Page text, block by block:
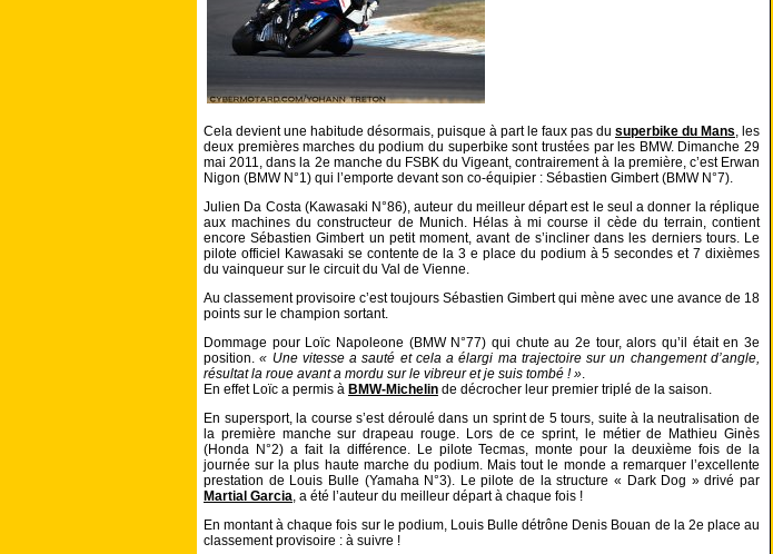
Cela devient une habitude désormais, puisque à part le faux pas du superbike du Mans, les
deux premières marches du podium du superbike sont trustées par les BMW. Dimanche 29
mai 2011, dans la 2e manche du FSBK du Vigeant, contrairement à la première, c’est Erwan
Nigon (BMW N°1) qui l’emporte devant son co-équipier : Sébastien Gimbert (BMW N°7).
Julien Da Costa (Kawasaki N°86), auteur du meilleur départ est le seul a donner la réplique
aux machines du constructeur de Munich. Hélas à mi course il cède du terrain, contient
encore Sébastien Gimbert un petit moment, avant de s’incliner dans les derniers tours. Le
pilote officiel Kawasaki se contente de la 3 e place du podium à 5 secondes et 7 dixièmes
du vainqueur sur le circuit du Val de Vienne.
Au classement provisoire c’est toujours Sébastien Gimbert qui mène avec une avance de 18
points sur le champion sortant.
Dommage pour Loïc Napoleone (BMW N°77) qui chute au 2e tour, alors qu’il était en 3e
position.« Une vitesse a sauté et cela a élargi ma trajectoire sur un changement d’angle,
résultat la roue avant a mordu sur le vibreur et je suis tombé ! ».
En effet Loïc a permis à BMW-Michelin de décrocher leur premier triplé de la saison.
En supersport, la course s’est déroulé dans un sprint de 5 tours, suite à la neutralisation de
la première manche sur drapeau rouge. Lors de ce sprint, le métier de Mathieu Ginès
(Honda N°2) a fait la différence. Le pilote Tecmas, monte pour la deuxième fois de la
journée sur la plus haute marche du podium. Mais tout le monde a remarquer l’excellente
prestation de Louis Bulle (Yamaha N°3). Le pilote de la structure « Dark Dog » drivé par
Martial Garcia, a été l’auteur du meilleur départ à chaque fois !
En montant à chaque fois sur le podium, Louis Bulle détrône Denis Bouan de la 2e place au
classement provisoire : à suivre !